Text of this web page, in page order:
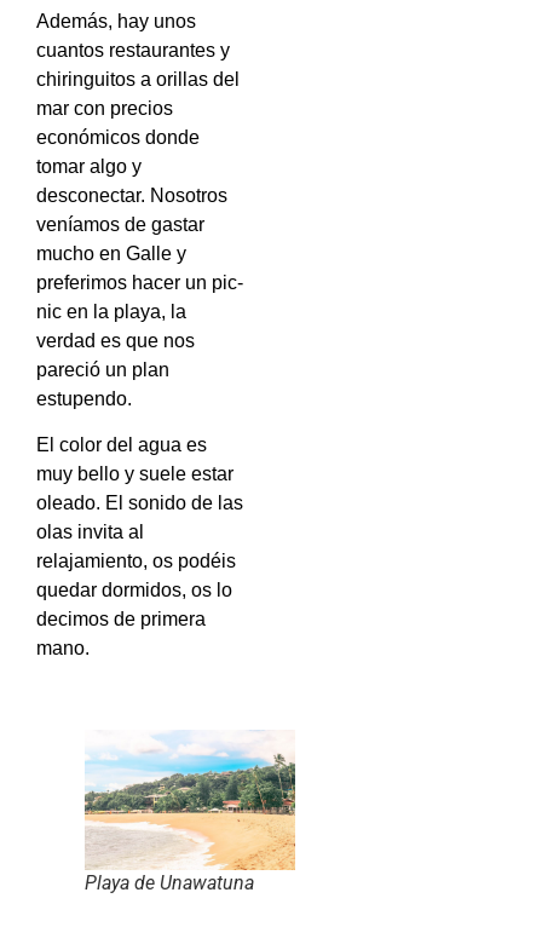
Además, hay unos
cuantos restaurantes y
chiringuitos a orillas del
mar con precios
económicos donde
tomar algo y
desconectar. Nosotros
veníamos de gastar
mucho en Galle y
preferimos hacer un pic-
nic en la playa, la
verdad es que nos
pareció un plan
estupendo.
El color del agua es
muy bello y suele estar
oleado. El sonido de las
olas invita al
relajamiento, os podéis
quedar dormidos, os lo
decimos de primera
mano.
Playa de Unawatuna